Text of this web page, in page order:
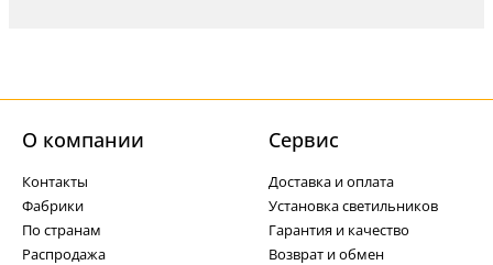
О компании
Контакты
Фабрики
По странам
Распродажа
Cервис
Доставка и оплата
Установка светильников
Гарантия и качество
Возврат и обмен